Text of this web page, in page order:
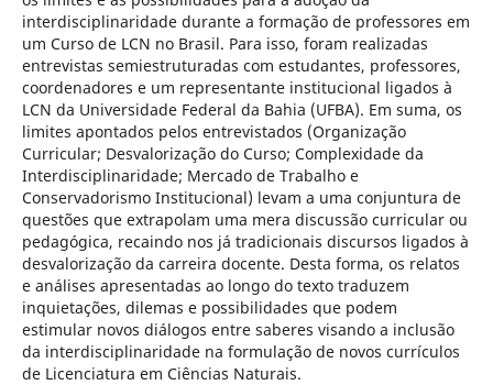
interdisciplinaridade durante a formação de professores em
um Curso de LCN no Brasil. Para isso, foram realizadas
entrevistas semiestruturadas com estudantes, professores,
coordenadores e um representante institucional ligados à
LCN da Universidade Federal da Bahia (UFBA). Em suma, os
limites apontados pelos entrevistados (Organização
Curricular; Desvalorização do Curso; Complexidade da
Interdisciplinaridade; Mercado de Trabalho e
Conservadorismo Institucional) levam a uma conjuntura de
questões que extrapolam uma mera discussão curricular ou
pedagógica, recaindo nos já tradicionais discursos ligados à
desvalorização da carreira docente. Desta forma, os relatos
e análises apresentadas ao longo do texto traduzem
inquietações, dilemas e possibilidades que podem
estimular novos diálogos entre saberes visando a inclusão
da interdisciplinaridade na formulação de novos currículos
de Licenciatura em Ciências Naturais.